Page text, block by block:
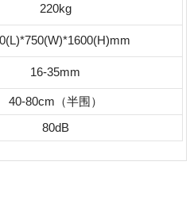
220kg
16-35mm
40-80cm（半围）
80dB